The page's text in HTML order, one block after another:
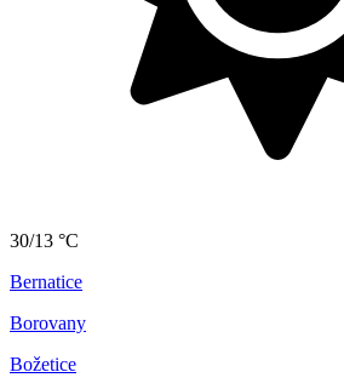
30/13 °C
Bernatice
Borovany
Božetice